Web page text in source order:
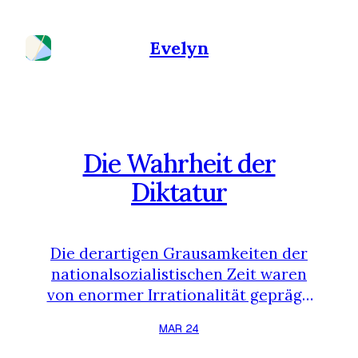
Evelyn
Die Wahrheit der
Diktatur
Die derartigen Grausamkeiten der
nationalsozialistischen Zeit waren
von enormer Irrationalität geprägt.
Phänomen? Aus Ehrfurcht vor der
MAR 24